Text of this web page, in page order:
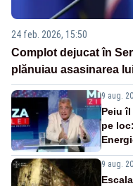
24 feb. 2026, 15:50
Complot dejucat în
plănuiau asasinarea
9 aug.
Peiu
pe
9 aug.